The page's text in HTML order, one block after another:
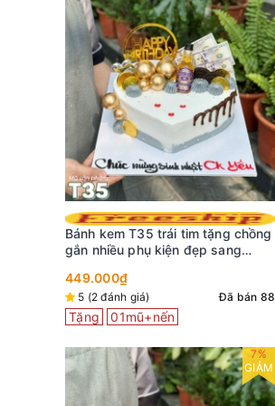
Bánh kem T35 trái tim tặng chồng
gắn nhiều phụ kiện đẹp sang
449.000₫
5 (2 đánh giá) Đã bán 88
Tặng 01mũ+nến
7%
GIẢM